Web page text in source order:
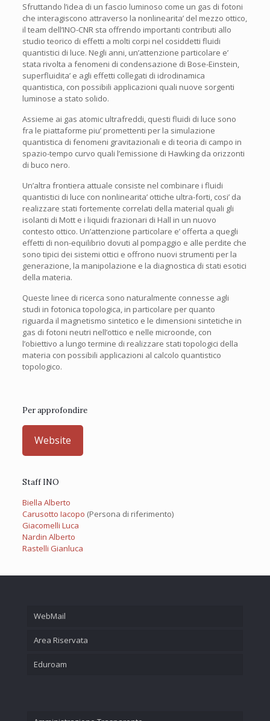
Sfruttando l’idea di un fascio luminoso come un gas di fotoni
che interagiscono attraverso la nonlinearita’ del mezzo ottico,
il team dell’INO-CNR sta offrendo importanti contributi allo
studio teorico di effetti a molti corpi nel cosiddetti fluidi
quantistici di luce. Negli anni, un’attenzione particolare e’
stata rivolta a fenomeni di condensazione di Bose-Einstein,
superfluidita’ e agli effetti collegati di idrodinamica
quantistica, con possibili applicazioni quali nuove sorgenti
luminose a stato solido.
Assieme ai gas atomic ultrafreddi, questi fluidi di luce sono
fra le piattaforme piu’ promettenti per la simulazione
quantistica di fenomeni gravitazionali e di teoria di campo in
spazio-tempo curvo quali l’emissione di Hawking da orizzonti
di buco nero.
Un’altra frontiera attuale consiste nel combinare i fluidi
quantistici di luce con nonlinearita’ ottiche ultra-forti, cosi’ da
realizzare stati fortemente correlati della material quali gli
isolanti di Mott e i liquidi frazionari di Hall in un nuovo
contesto ottico. Un’attenzione particolare e’ offerta a quegli
effetti di non-equilibrio dovuti al pompaggio e alle perdite che
sono tipici dei sistemi ottici e offrono nuovi strumenti per la
generazione, la manipolazione e la diagnostica di stati esotici
della materia.
Queste linee di ricerca sono naturalmente connesse agli
studi in fotonica topologica, in particolare per quanto
riguarda il magnetismo sintetico e le dimensioni sintetiche in
gas di fotoni neutri nell’ottico e nelle microonde, con
l’obiettivo a lungo termine di realizzare stati topologici della
materia con possibili applicazioni al calcolo quantistico
topologico.
Per approfondire
Website
Staff INO
Biella Alberto
Carusotto Iacopo (Persona di riferimento)
Giacomelli Luca
Nardin Alberto
Rastelli Gianluca
WebMail
Area Riservata
Eduroam